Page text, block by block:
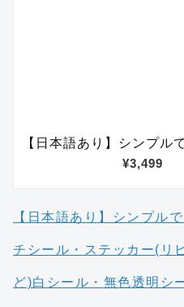
【日本語あり】シンプル
チシール・ステッカー(リ
ど)白シール・無色透明シ